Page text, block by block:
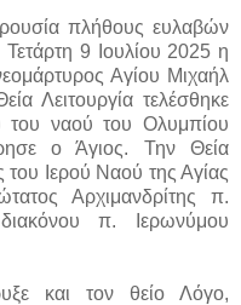
πλήθους ευλαβών
9 Ιουλίου 2025 η
Αγίου Μιχαήλ
Λειτουργία τελέσθηκε
του ναού του Ολυμπίου
ο Άγιος. Την Θεία
του Ιερού Ναού της Αγίας
Αρχιμανδρίτης π.
π. Ιερωνύμου
και τον θείο Λόγο,